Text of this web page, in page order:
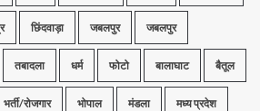
छिंदवाड़ा जबलपुर जबलपुर
तबादला धर्म फोटो बालाघाट बैतूल
भर्ती/रोजगार भोपाल मंडला मध्य प्रदेश